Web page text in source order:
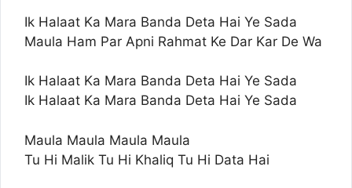
Ik Halaat Ka Mara Banda Deta Hai Ye Sada
Maula Ham Par Apni Rahmat Ke Dar Kar De Wa
Ik Halaat Ka Mara Banda Deta Hai Ye Sada
Ik Halaat Ka Mara Banda Deta Hai Ye Sada
Maula Maula Maula Maula
Tu Hi Malik Tu Hi Khaliq Tu Hi Data Hai